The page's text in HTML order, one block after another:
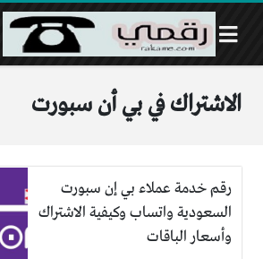
الاشتراك في بي أن سبورت
رقم خدمة عملاء بي إن سبورت
السعودية واتساب وكيفية الاشتراك
وأسعار الباقات